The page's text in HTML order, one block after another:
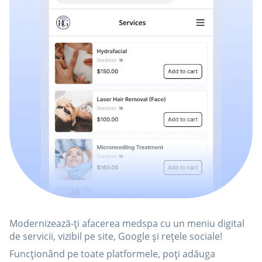
Modernizează-ți afacerea medspa cu un meniu digital
de servicii, vizibil pe site, Google și rețele sociale!
Funcționând pe toate platformele, poți adăuga